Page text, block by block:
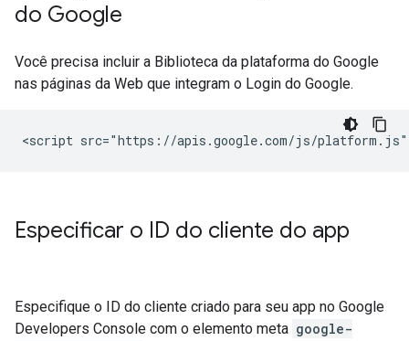
do Google
Você precisa incluir a Biblioteca da plataforma do Google
nas páginas da Web que integram o Login do Google.
Especificar o ID do cliente do app
Especifique o ID do cliente criado para seu app no Google
Developers Console com o elemento meta google-